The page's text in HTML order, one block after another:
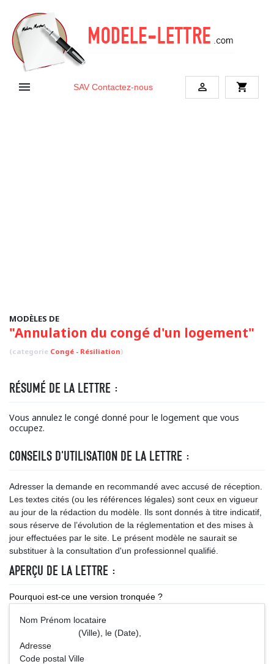
 SAV Contactez-nous  shopping_cart
MODÈLES DE
"Annulation du congé d'un logement"
(categorie Congé - Résiliation)
RÉSUMÉ DE LA LETTRE :
Vous annulez le congé donné pour le logement que vous
occupez.
CONSEILS D'UTILISATION DE LA LETTRE :
Adresser la demande en recommandé avec accusé de réception.
Les textes cités (ou les références légales) sont ceux en vigueur
au jour de la rédaction du modèle. Ils sont donnés à titre indicatif,
sous réserve de l’évolution de la réglementation et des mises à
jour effectuées par le site. Le présent modèle ne saurait se
substituer à la consultation d'un professionnel qualifié.
APERÇU DE LA LETTRE :
Pourquoi est-ce une version tronquée ?
Nom Prénom locataire
(Ville), le (Date),
Adresse
Code postal Ville